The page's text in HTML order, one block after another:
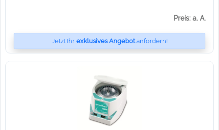
Preis: a. A.
Jetzt Ihr exklusives Angebotanfordern!